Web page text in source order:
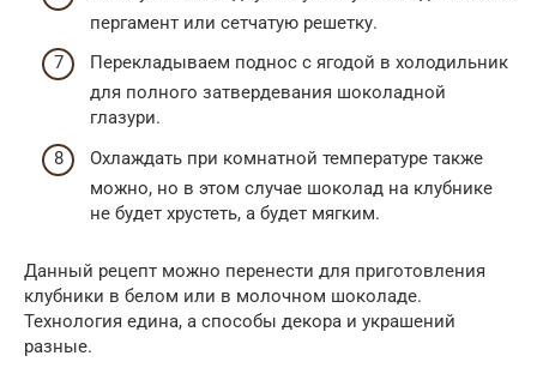
пергамент или сетчатую решетку.
Перекладываем поднос с ягодой в холодильник
для полного затвердевания шоколадной
глазури.
Охлаждать при комнатной температуре также
можно, но в этом случае шоколад на клубнике
не будет хрустеть, а будет мягким.
Данный рецепт можно перенести для приготовления
клубники в белом или в молочном шоколаде.
Технология едина, а способы декора и украшений
разные.